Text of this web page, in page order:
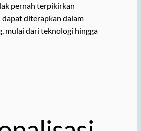
pernah terpikirkan
dapat diterapkan dalam
mulai dari teknologi hingga